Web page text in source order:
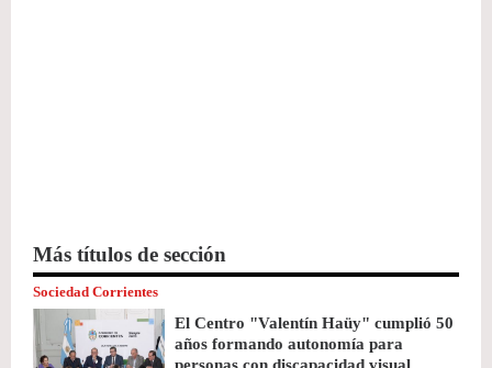
Más títulos de sección
Sociedad Corrientes
El Centro "Valentín Haüy" cumplió 50
años formando autonomía para